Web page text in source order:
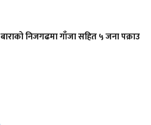
बाराको निजगढमा गाँजा सहित ५ जना पक्राउ